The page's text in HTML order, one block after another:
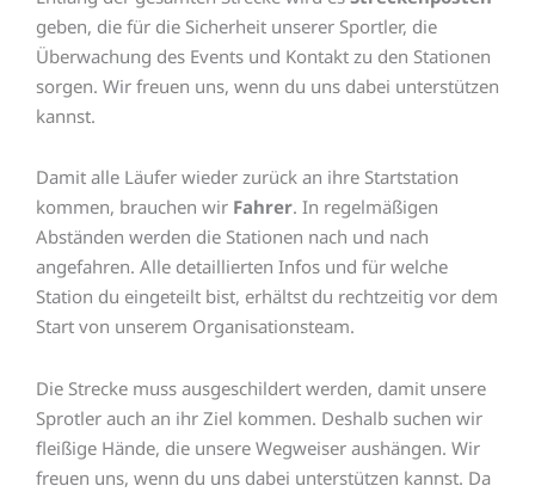
geben, die für die Sicherheit unserer Sportler, die
Überwachung des Events und Kontakt zu den Stationen
sorgen. Wir freuen uns, wenn du uns dabei unterstützen
kannst.
Damit alle Läufer wieder zurück an ihre Startstation
kommen, brauchen wir Fahrer. In regelmäßigen
Abständen werden die Stationen nach und nach
angefahren. Alle detaillierten Infos und für welche
Station du eingeteilt bist, erhältst du rechtzeitig vor dem
Start von unserem Organisationsteam.
Die Strecke muss ausgeschildert werden, damit unsere
Sprotler auch an ihr Ziel kommen. Deshalb suchen wir
fleißige Hände, die unsere Wegweiser aushängen. Wir
freuen uns, wenn du uns dabei unterstützen kannst. Da